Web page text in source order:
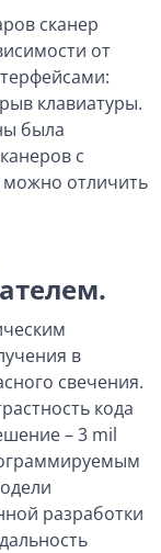
сканер
от
клавиатуры.
была
с
отличить
в
свечения.
кода
– 3 mil
разработки